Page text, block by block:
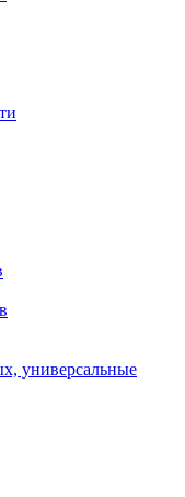
универсальные